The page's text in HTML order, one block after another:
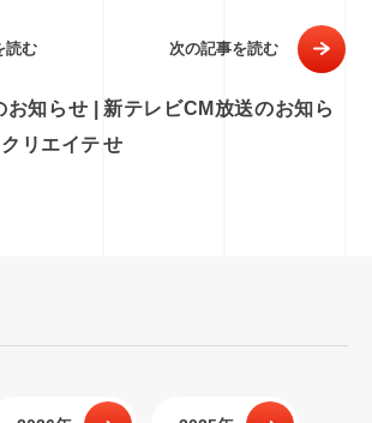
読む
知らせ |
リエイテ
次の記事を読む
新テレビCM放送のお知ら
せ